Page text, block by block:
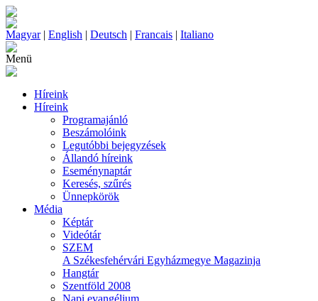
Magyar| English | Deutsch | Francais | Italiano
Menü
Híreink
Híreink
Programajánló
Beszámolóink
Legutóbbi bejegyzések
Állandó híreink
Eseménynaptár
Keresés, szűrés
Ünnepkörök
Média
Képtár
Videótár
SZEM
A Székesfehérvári Egyházmegye Magazinja
Hangtár
Szentföld 2008
Napi evangélium